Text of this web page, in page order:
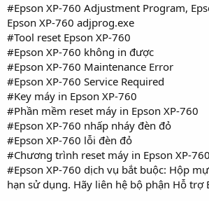
#Epson XP-760 Adjustment Program,
Epson XP-760 adjprog.exe
#Tool reset Epson XP-760
#Epson XP-760 không in được
#Epson XP-760 Maintenance Error
#Epson XP-760 Service Required
#Key máy in Epson XP-760
#Phần mềm reset máy in Epson XP-760
#Epson XP-760 nhấp nháy đèn đỏ
#Epson XP-760 lỗi đèn đỏ
#Chương trình reset máy in Epson XP-760
#Epson XP-760 dịch vụ bắt buộc: Hộp
hạn sử dụng. Hãy liên hệ bộ phận Hỗ trợ